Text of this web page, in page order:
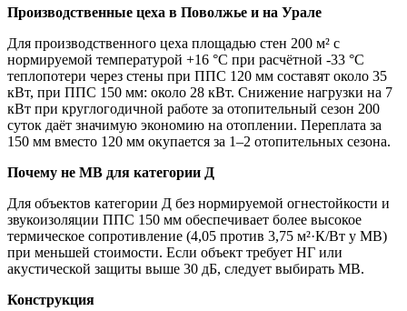
Производственные цеха в Поволжье и на Урале
Для производственного цеха площадью стен 200 м² с
нормируемой температурой +16 °C при расчётной -33 °C
теплопотери через стены при ППС 120 мм составят около 35
кВт, при ППС 150 мм: около 28 кВт. Снижение нагрузки на 7
кВт при круглогодичной работе за отопительный сезон 200
суток даёт значимую экономию на отоплении. Переплата за
150 мм вместо 120 мм окупается за 1–2 отопительных сезона.
Почему не МВ для категории Д
Для объектов категории Д без нормируемой огнестойкости и
звукоизоляции ППС 150 мм обеспечивает более высокое
термическое сопротивление (4,05 против 3,75 м²·К/Вт у МВ)
при меньшей стоимости. Если объект требует НГ или
акустической защиты выше 30 дБ, следует выбирать МВ.
Конструкция